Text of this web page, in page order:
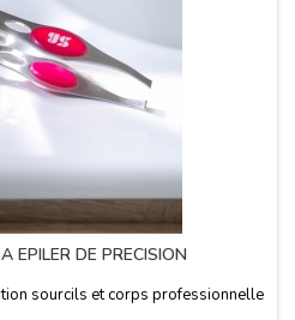
EPILER DE PRECISION
sourcils et corps professionnelle